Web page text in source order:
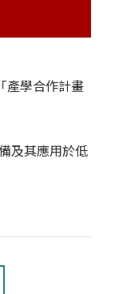
產學合作計畫
及其應用於低